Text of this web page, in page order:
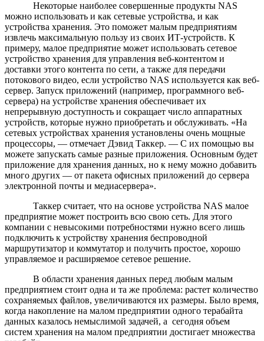
Некоторые наиболее совершенные продукты NAS
можно использовать и как сетевые устройства, и как
устройства хранения. Это поможет малым предприятиям
извлечь максимальную пользу из своих ИТ-устройств. К
примеру, малое предприятие может использовать сетевое
устройство хранения для управления веб-контентом и
доставки этого контента по сети, а также для передачи
потокового видео, если устройство NAS используется как веб-
сервер. Запуск приложений (например, программного веб-
сервера) на устройстве хранения обеспечивает их
непрерывную доступность и сокращает число аппаратных
устройств, которые нужно приобретать и обслуживать. «На
сетевых устройствах хранения установлены очень мощные
процессоры, — отмечает Дэвид Таккер. — С их помощью вы
можете запускать самые разные приложения. Основным будет
приложение для хранения данных, но к нему можно добавить
много других — от пакета офисных приложений до сервера
электронной почты и медиасервера».
Таккер считает, что на основе устройства NAS малое
предприятие может построить всю свою сеть. Для этого
компании с невысокими потребностями нужно всего лишь
подключить к устройству хранения беспроводной
маршрутизатор и коммутатор и получить простое, хорошо
управляемое и расширяемое сетевое решение.
В области хранения данных перед любым малым
предприятием стоит одна и та же проблема: растет количество
сохраняемых файлов, увеличиваются их размеры. Было время,
когда накопление на малом предприятии одного терабайта
данных казалось немыслимой задачей, а сегодня объем
систем хранения на малом предприятии достигает множества